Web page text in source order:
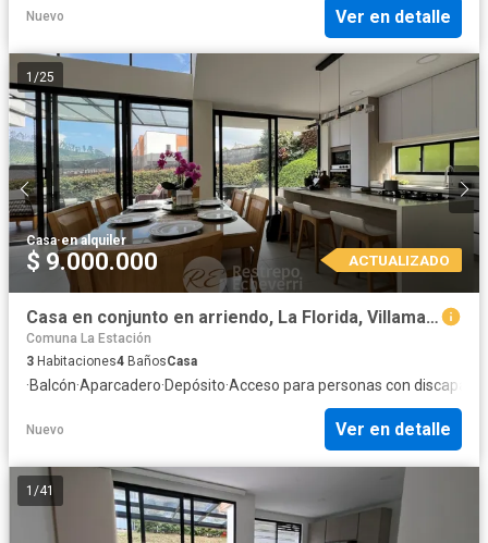
Nuevo Ver en detalle
1 /25
Casa·en alquiler
$ 9.000.000 ACTUALIZADO
Casa en conjunto en arriendo, La Florida, Villamaría
Comuna La Estación
3 Habitaciones4 BañosCasa
·Balcón·Aparcadero·Depósito·Acceso para personas con
Nuevo Ver en detalle
1 /41